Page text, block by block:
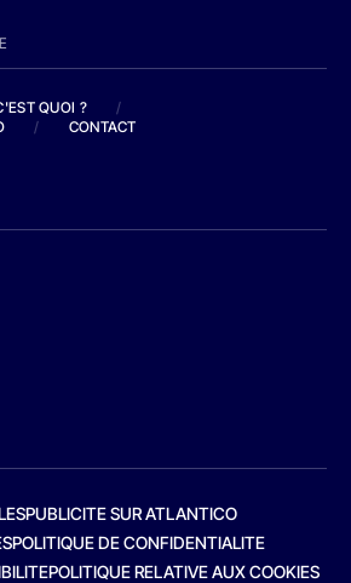
QUOI ?
/
/ CONTACT
PUBLICITE SUR ATLANTICO
POLITIQUE DE CONFIDENTIALITE
POLITIQUE RELATIVE AUX COOKIES